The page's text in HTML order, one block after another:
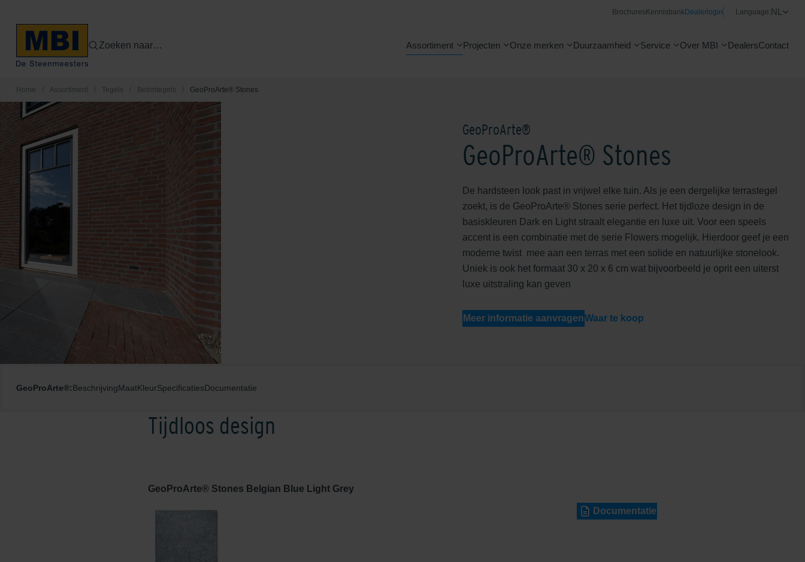
Brochures KennisbankDealerlogin Language:NL
Zoeken naar… Assortiment Projecten Onze merken Duurzaamheid Service Over MBI DealersContact
Home / Assortiment / Tegels / Betontegels / GeoProArte® Stones
GeoProArte®
GeoProArte® Stones
De hardsteen look past in vrijwel elke tuin. Als je een dergelijke terrastegel
zoekt, is de GeoProArte® Stones serie perfect. Het tijdloze design in de
basiskleuren Dark en Light straalt elegantie en luxe uit. Voor een speels
accent is een combinatie met de serie Flowers mogelijk. Hierdoor geef je een
moderne twist mee aan een terras met een solide en natuurlijke stonelook.
Uniek is ook het formaat 30 x 20 x 6 cm wat bijvoorbeeld je oprit een uiterst
luxe uitstraling kan geven
Meer informatie aanvragenWaar te koop
GeoProArte®:BeschrijvingMaatKleurSpecificatiesDocumentatie
Tijdloos design
GeoProArte® Stones Belgian Blue Light Grey
Documentatie